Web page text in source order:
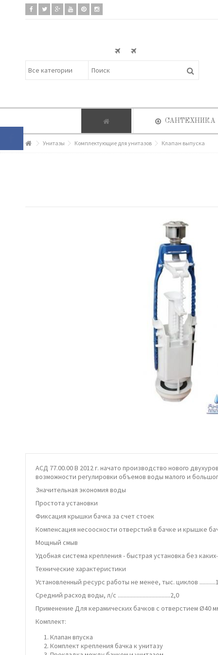
САНТЕХНИКА
Унитазы Комплектующие для унитазов Клапан выпуска
АСД 77.00.00 В 2012 г. начато производство нового
возможности регулировки объемов воды малого и
Значительная экономия воды
Простота установки
Фиксация крышки бачка за счет стоек
Компенсация несоосности отверстий в бачке и крышке
Мощный смыв
Удобная система крепления - быстрая установка без
Технические характеристики
Установленный ресурс работы не менее, тыс. циклов
Средний расход воды, л/с ....................................2,0
Применение Для керамических бачков с отверстием Ø40
Комплект:
Клапан впуска
Комплект крепления бачка к унитазу